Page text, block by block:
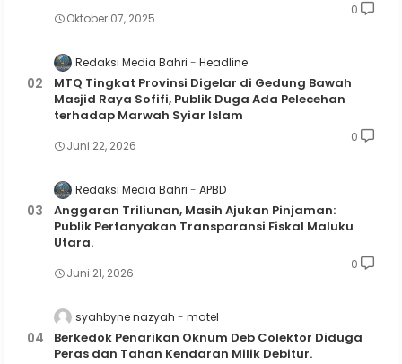
Oktober 07, 2025
0
Redaksi Media Bahri Headline
MTQ Tingkat Provinsi Digelar di Gedung Bawah
Masjid Raya Sofifi, Publik Duga Ada Pelecehan
terhadap Marwah Syiar Islam
Juni 22, 2026
0
Redaksi Media Bahri APBD
Anggaran Triliunan, Masih Ajukan Pinjaman:
Publik Pertanyakan Transparansi Fiskal Maluku
Utara.
Juni 21, 2026
0
syahbyne nazyah matel
Berkedok Penarikan Oknum Deb Colektor Diduga
Peras dan Tahan Kendaran Milik Debitur.